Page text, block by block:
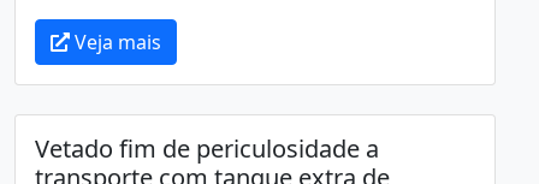
Veja mais
Vetado fim de periculosidade a
transporte com tanque extra de